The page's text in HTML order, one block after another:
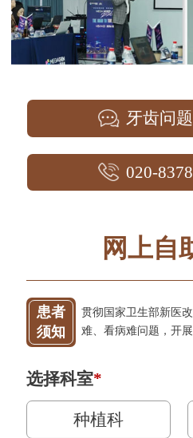
牙齿问
020-
网上自
患者
须知
贯彻国家卫生部新医
难、看病难问题，开
选择科室*
种植科